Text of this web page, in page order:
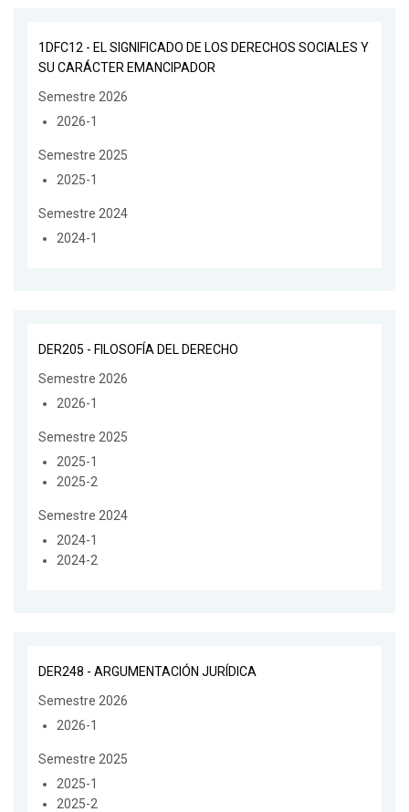
1DFC12 - EL SIGNIFICADO DE LOS DERECHOS SOCIALES Y
SU CARÁCTER EMANCIPADOR
Semestre 2026
2026-1
Semestre 2025
2025-1
Semestre 2024
2024-1
DER205 - FILOSOFÍA DEL DERECHO
Semestre 2026
2026-1
Semestre 2025
2025-1
2025-2
Semestre 2024
2024-1
2024-2
DER248 - ARGUMENTACIÓN JURÍDICA
Semestre 2026
2026-1
Semestre 2025
2025-1
2025-2